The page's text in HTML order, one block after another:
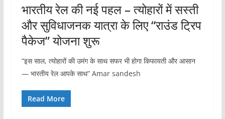
भारतीय रेल की नई पहल – त्योहारों में सस्ती
और सुविधाजनक यात्रा के लिए “राउंड ट्रिप
पैकेज” योजना शुरू
“इस साल, त्योहारों की उमंग के साथ सफर भी होगा किफायती और आसान
— भारतीय रेल आपके साथ” Amar sandesh
Read More